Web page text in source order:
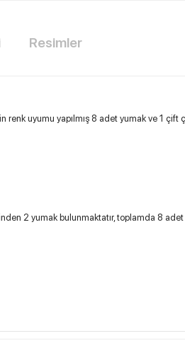
Resimler
uyumu yapılmış 8 adet yumak ve 1
2 yumak bulunmaktatır, toplamda 8